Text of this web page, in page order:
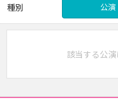
種別 公演
該当する公演